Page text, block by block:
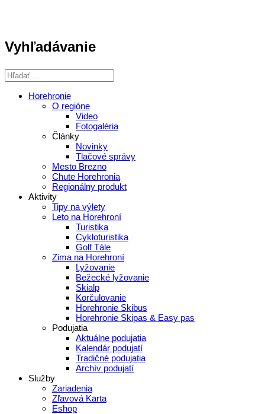
Vyhľadávanie
Horehronie
O regióne
Video
Fotogaléria
Články
Novinky
Tlačové správy
Mesto Brezno
Chute Horehronia
Regionálny produkt
Aktivity
Tipy na výlety
Leto na Horehroní
Turistika
Cykloturistika
Golf Tále
Zima na Horehroní
Lyžovanie
Bežecké lyžovanie
Skialp
Korčulovanie
Horehronie Skibus
Horehronie Skipas & Easy pas
Podujatia
Aktuálne podujatia
Kalendár podujatí
Tradičné podujatia
Archív podujatí
Služby
Zariadenia
Zľavová Karta
Eshop